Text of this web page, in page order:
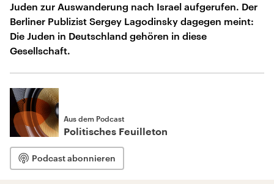
Juden zur Auswanderung nach Israel aufgerufen. Der
Berliner Publizist Sergey Lagodinsky dagegen meint:
Die Juden in Deutschland gehören in diese
Gesellschaft.
Aus dem Podcast
Politisches Feuilleton
Podcast abonnieren